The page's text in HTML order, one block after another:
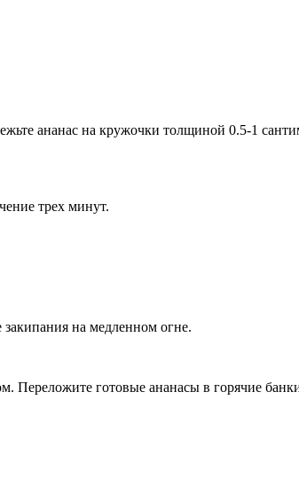
ананас на кружочки толщиной 0.5-1
трех минут.
на медленном огне.
готовые ананасы в горячие